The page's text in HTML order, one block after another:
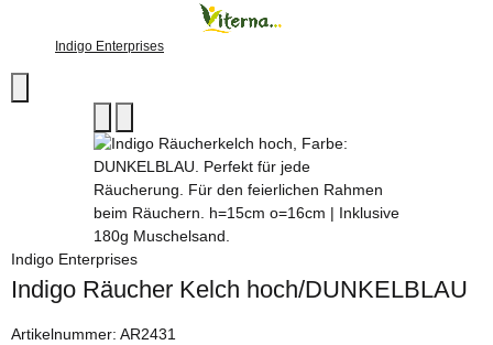
Indigo Enterprises
Indigo Enterprises
Indigo Räucher Kelch hoch/DUNKELBLAU
Artikelnummer: AR2431